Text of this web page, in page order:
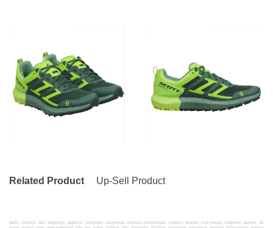
Related Product Up-Sell Product